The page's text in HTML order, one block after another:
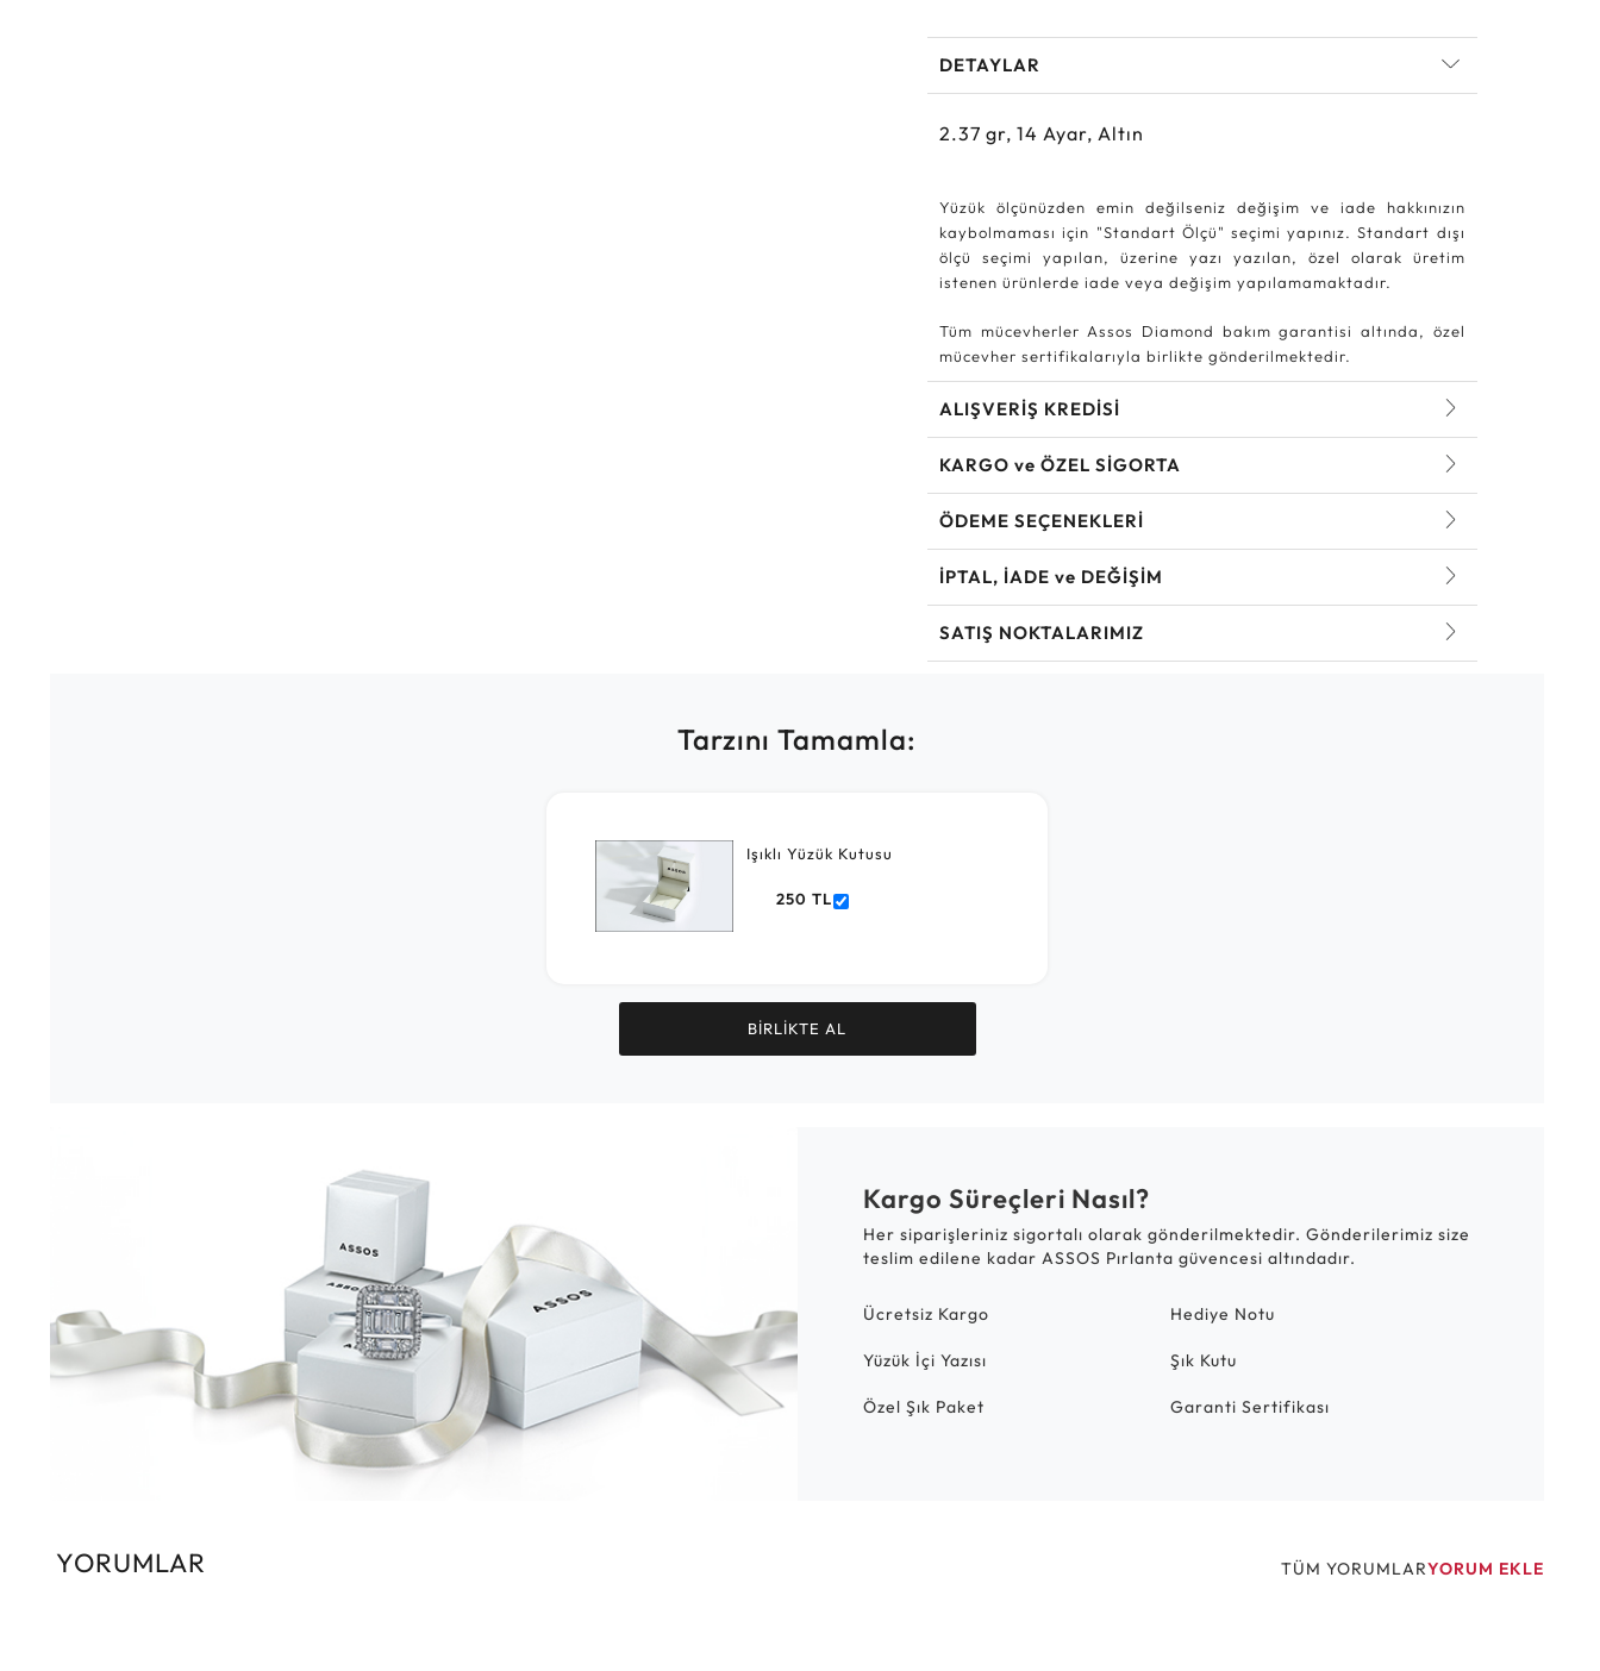
DETAYLAR
2.37gr,14Ayar, Altın
Yüzük ölçünüzden emin değilseniz değişim ve iade hakkınızın
kaybolmaması için "Standart Ölçü" seçimi yapınız. Standart dışı
ölçü seçimi yapılan, üzerine yazı yazılan, özel olarak üretim
istenen ürünlerde iade veya değişim yapılamamaktadır.
Tüm mücevherler Assos Diamond bakım garantisi altında, özel
mücevher sertifikalarıyla birlikte gönderilmektedir.
ALIŞVERİŞ KREDİSİ
KARGO ve ÖZEL SİGORTA
ÖDEME SEÇENEKLERİ
İPTAL, İADE ve DEĞİŞİM
SATIŞ NOKTALARIMIZ
Tarzını Tamamla:
Işıklı Yüzük Kutusu
250 TL
BİRLİKTE AL
Kargo Süreçleri Nasıl?
Her siparişleriniz sigortalı olarak gönderilmektedir. Gönderilerimiz size
teslim edilene kadar ASSOS Pırlanta güvencesi altındadır.
Ücretsiz Kargo Hediye Notu
Yüzük İçi Yazısı Şık Kutu
Özel Şık Paket Garanti Sertifikası
YORUMLAR TÜM YORUMLARYORUM EKLE